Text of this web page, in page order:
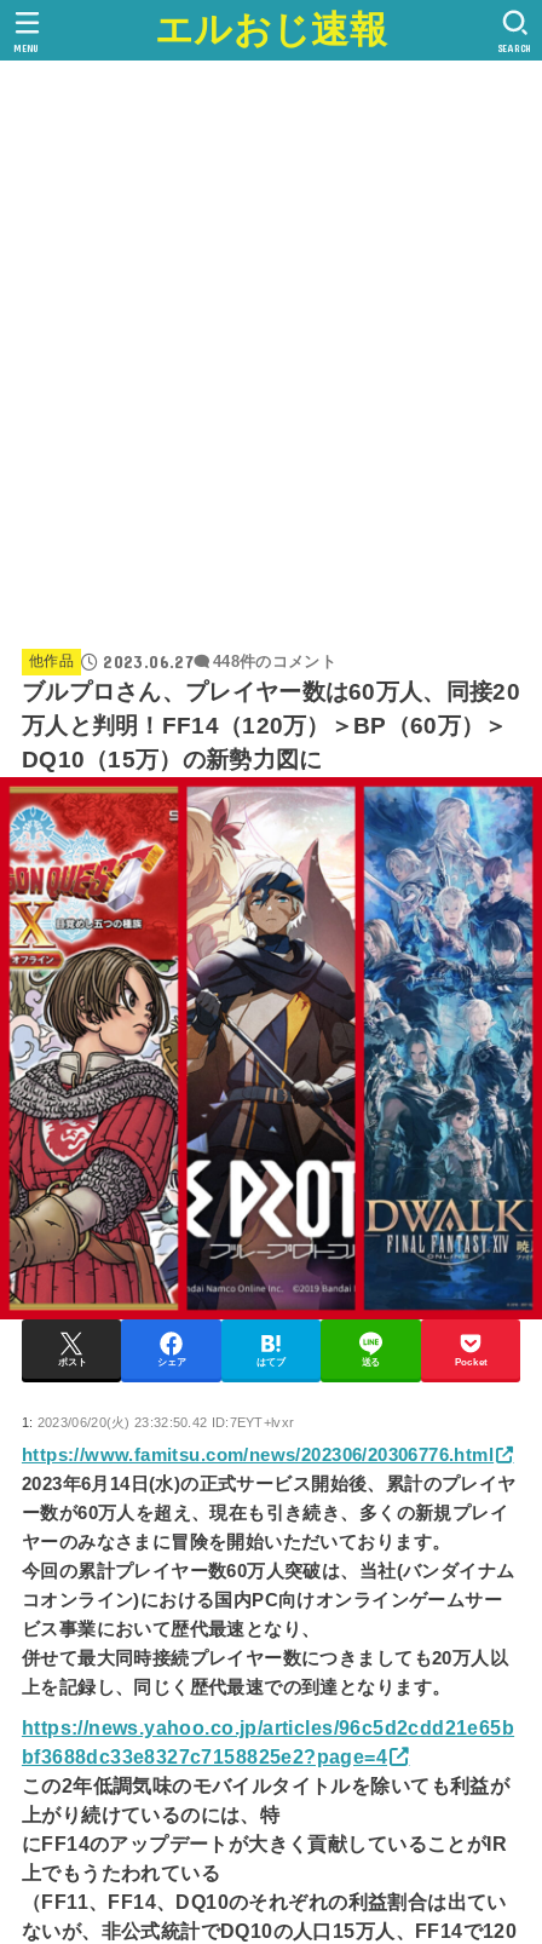
エルおじ速報 SEARCH
MENU
他作品 2023.06.27 448件のコメント
ブルプロさん、プレイヤー数は60万人、同接20
万人と判明！FF14（120万）＞BP（60万）＞
DQ10（15万）の新勢力図に
ポスト シェア はてブ 送る Pocket
1: 2023/06/20(火) 23:32:50.42 ID:7EYT+lvxr
https://www.famitsu.com/news/202306/20306776.html
2023年6月14日(水)の正式サービス開始後、累計のプレイヤ
ー数が60万人を超え、現在も引き続き、多くの新規プレイ
ヤーのみなさまに冒険を開始いただいております。
今回の累計プレイヤー数60万人突破は、当社(バンダイナム
コオンライン)における国内PC向けオンラインゲームサー
ビス事業において歴代最速となり、
併せて最大同時接続プレイヤー数につきましても20万人以
上を記録し、同じく歴代最速での到達となります。
https://news.yahoo.co.jp/articles/96c5d2cdd21e65b
bf3688dc33e8327c7158825e2?page=4
この2年低調気味のモバイルタイトルを除いても利益が
上がり続けているのには、特
にFF14のアップデートが大きく貢献していることがIR
上でもうたわれている
（FF11、FF14、DQ10のそれぞれの利益割合は出てい
ないが、非公式統計でDQ10の人口15万人、FF14で120